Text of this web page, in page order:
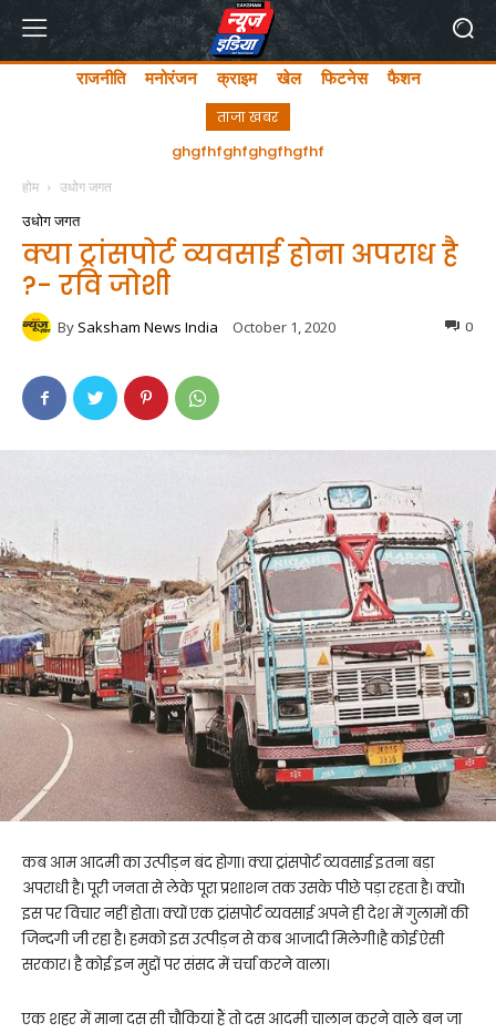
राजनीति मनोरंजन क्राइम खेल फिटनेस फैशन
ताजा खबर
ghgfhfghfghgfhgfhf
अयोध्या में लता मंगेशकर चौक का सीएम योगी ने किया उद्घाटन
होम उधोग जगत
उधोग जगत
क्या ट्रांसपोर्ट व्यवसाई होना अपराध है
?- रवि जोशी
By Saksham News India October 1, 2020 0
कब आम आदमी का उत्पीड़न बंद होगा। क्या ट्रांसपोर्ट व्यवसाई इतना बड़ा
अपराधी है। पूरी जनता से लेके पूरा प्रशाशन तक उसके पीछे पड़ा रहता है। क्यों1
इस पर विचार नहीं होता। क्यों एक ट्रांसपोर्ट व्यवसाई अपने ही देश में गुलामों की
जिन्दगी जी रहा है। हमको इस उत्पीड़न से कब आजादी मिलेगी।है कोई ऐसी
सरकार। है कोई इन मुद्दों पर संसद में चर्चा करने वाला।
एक शहर में माना दस सी चौकियां हैं तो दस आदमी चालान करने वाले बन जा